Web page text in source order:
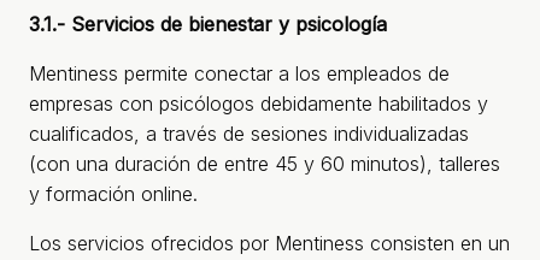
3.1.- Servicios de bienestar y psicología
Mentiness permite conectar a los empleados de
empresas con psicólogos debidamente habilitados y
cualificados, a través de sesiones individualizadas
(con una duración de entre 45 y 60 minutos), talleres
y formación online.
Los servicios ofrecidos por Mentiness consisten en un